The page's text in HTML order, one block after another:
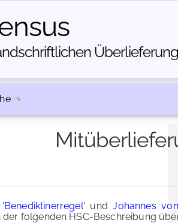
undJohannes
folgenden HSC-Beschreibung